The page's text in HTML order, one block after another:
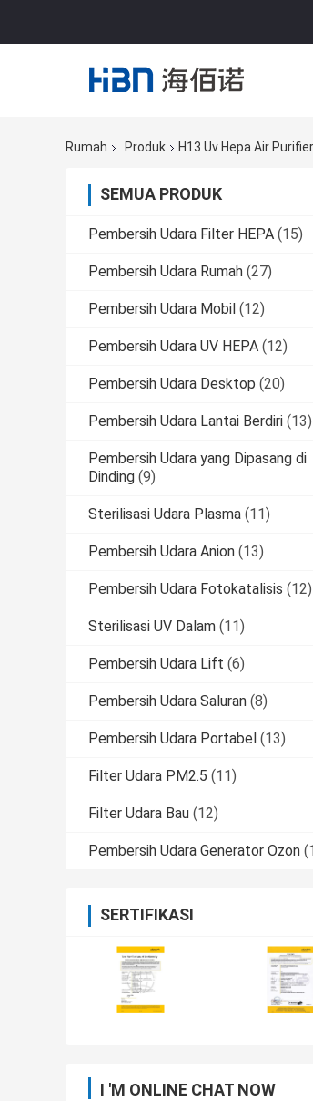
Rumah Produk H13 Uv Hepa Air
SEMUA PRODUK
Pembersih Udara Filter HEPA (15)
Pembersih Udara Rumah (27)
Pembersih Udara Mobil (12)
Pembersih Udara UV HEPA (12)
Pembersih Udara Desktop (20)
Pembersih Udara Lantai Berdiri (13)
Pembersih Udara yang Dipasang di
Dinding (9)
Sterilisasi Udara Plasma (11)
Pembersih Udara Anion (13)
Pembersih Udara Fotokatalisis (12)
Sterilisasi UV Dalam (11)
Pembersih Udara Lift (6)
Pembersih Udara Saluran (8)
Pembersih Udara Portabel (13)
Filter Udara PM2.5 (11)
Filter Udara Bau (12)
Pembersih Udara Generator Ozon
SERTIFIKASI
I 'M ONLINE CHAT NOW